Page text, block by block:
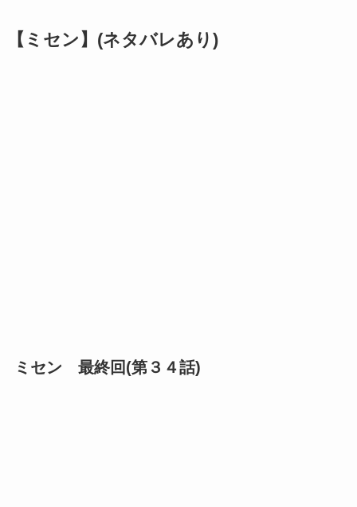
【ミセン】(ネタバレあり)
ミセン 最終回(第３４話)